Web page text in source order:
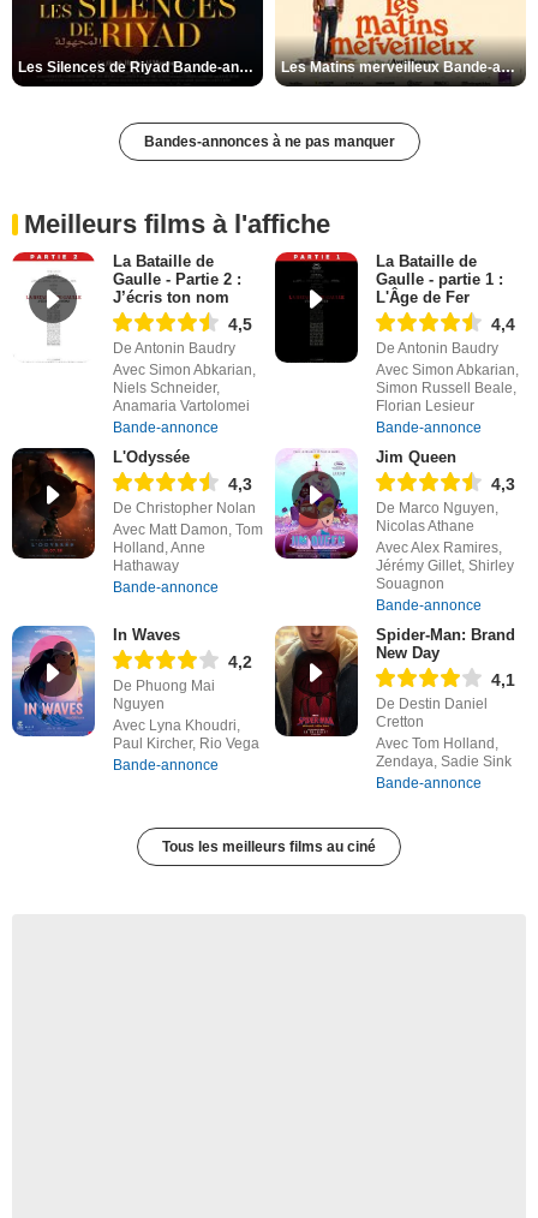
Les Silences de Riyad Bande-annonce VO STFR Les Matins merveilleux Bande-annonce VF
Bandes-annonces à ne pas manquer
Meilleurs films à l'affiche
La Bataille de
Gaulle - Partie 2 :
J’écris ton nom
4,5
De Antonin Baudry
Avec Simon Abkarian,
Niels Schneider,
Anamaria Vartolomei
Bande-annonce
La Bataille de
Gaulle - partie 1 :
L'Âge de Fer
4,4
De Antonin Baudry
Avec Simon Abkarian,
Simon Russell Beale,
Florian Lesieur
Bande-annonce
L'Odyssée
4,3
De Christopher Nolan
Avec Matt Damon, Tom
Holland, Anne
Hathaway
Bande-annonce
Jim Queen
4,3
De Marco Nguyen,
Nicolas Athane
Avec Alex Ramires,
Jérémy Gillet, Shirley
Souagnon
Bande-annonce
In Waves
4,2
De Phuong Mai
Nguyen
Avec Lyna Khoudri,
Paul Kircher, Rio Vega
Bande-annonce
Spider-Man: Brand
New Day
4,1
De Destin Daniel
Cretton
Avec Tom Holland,
Zendaya, Sadie Sink
Bande-annonce
Tous les meilleurs films au ciné